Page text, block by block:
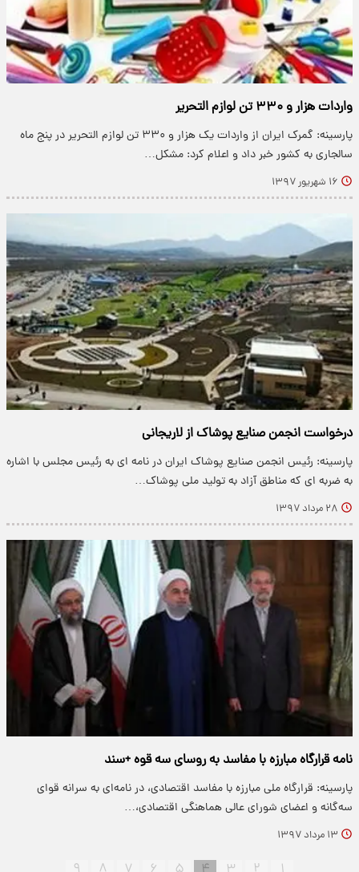
واردات هزار و ۳۳۰ تن لوازم التحریر
پارسینه: گمرک ایران از واردات یک هزار و ۳۳۰ تن لوازم التحریر در پنج ماه
سالجاری به کشور خبر داد و اعلام کرد: مشکل…
۱۶ شهریور ۱۳۹۷
درخواست انجمن صنایع پوشاک از لاریجانی
پارسینه: رئیس انجمن صنایع پوشاک ایران در نامه ای به رئیس مجلس با اشاره
به ضربه ای که مناطق آزاد به تولید ملی پوشاک…
۲۸ مرداد ۱۳۹۷
نامه قرارگاه مبارزه با مفاسد به روسای سه قوه +سند
پارسینه: قرارگاه ملی مبارزه با مفاسد اقتصادی، در نامه‌ای به سرانه قوای
سه‌گانه و اعضای شورای عالی هماهنگی اقتصادی،…
۱۳ مرداد ۱۳۹۷